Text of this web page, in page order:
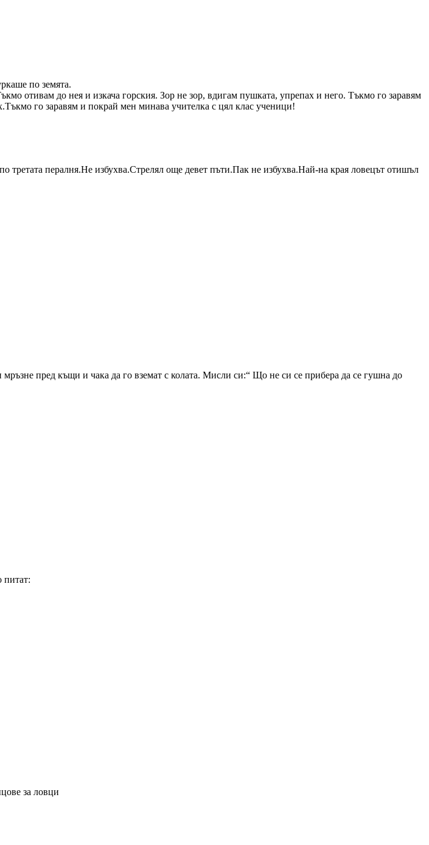
по земята.
отивам до нея и изкача горския. Зор не зор, вдигам пушката, упрепах и него. Тъкмо го заравям
го заравям и покрай мен минава учителка с цял клас ученици!
третата пералня.Не избухва.Стрелял още девет пъти.Пак не избухва.Най-на края ловецът отишъл
пред къщи и чака да го вземат с колата. Мисли си:“ Що не си се прибера да се гушна до
питат: